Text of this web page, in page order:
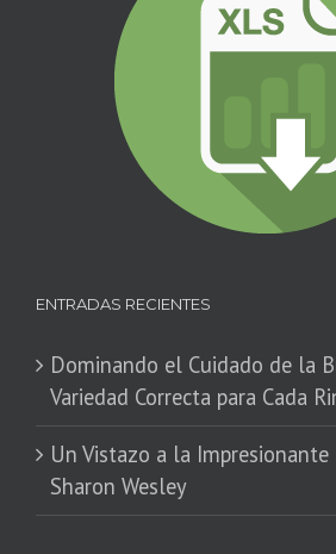
ENTRADAS RECIENTES
Dominando el Cuidado de la
Variedad Correcta para Cada
​Un Vistazo a la
Sharon Wesley